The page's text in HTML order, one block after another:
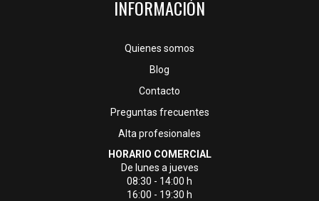
INFORMACIÓN
Quienes somos
Blog
Contacto
Preguntas frecuentes
Alta profesionales
HORARIO COMERCIAL
De lunes a jueves
08:30 - 14:00 h
16:00 - 19:30 h